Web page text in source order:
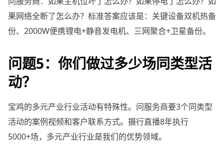
果网络全断了怎么办？标准答案应该是：关键设备双机热备
份、2000W便携锂电+静音发电机、三网聚合+卫星备份。
问题5：你们做过多少场同类型活
动？
宝鸡的多元产业行业活动有特殊性。问服务商要3个同类型
活动的案例视频和客户联系方式。摄行直播8年执行
5000+场，多元产业行业是我们的优势领域。